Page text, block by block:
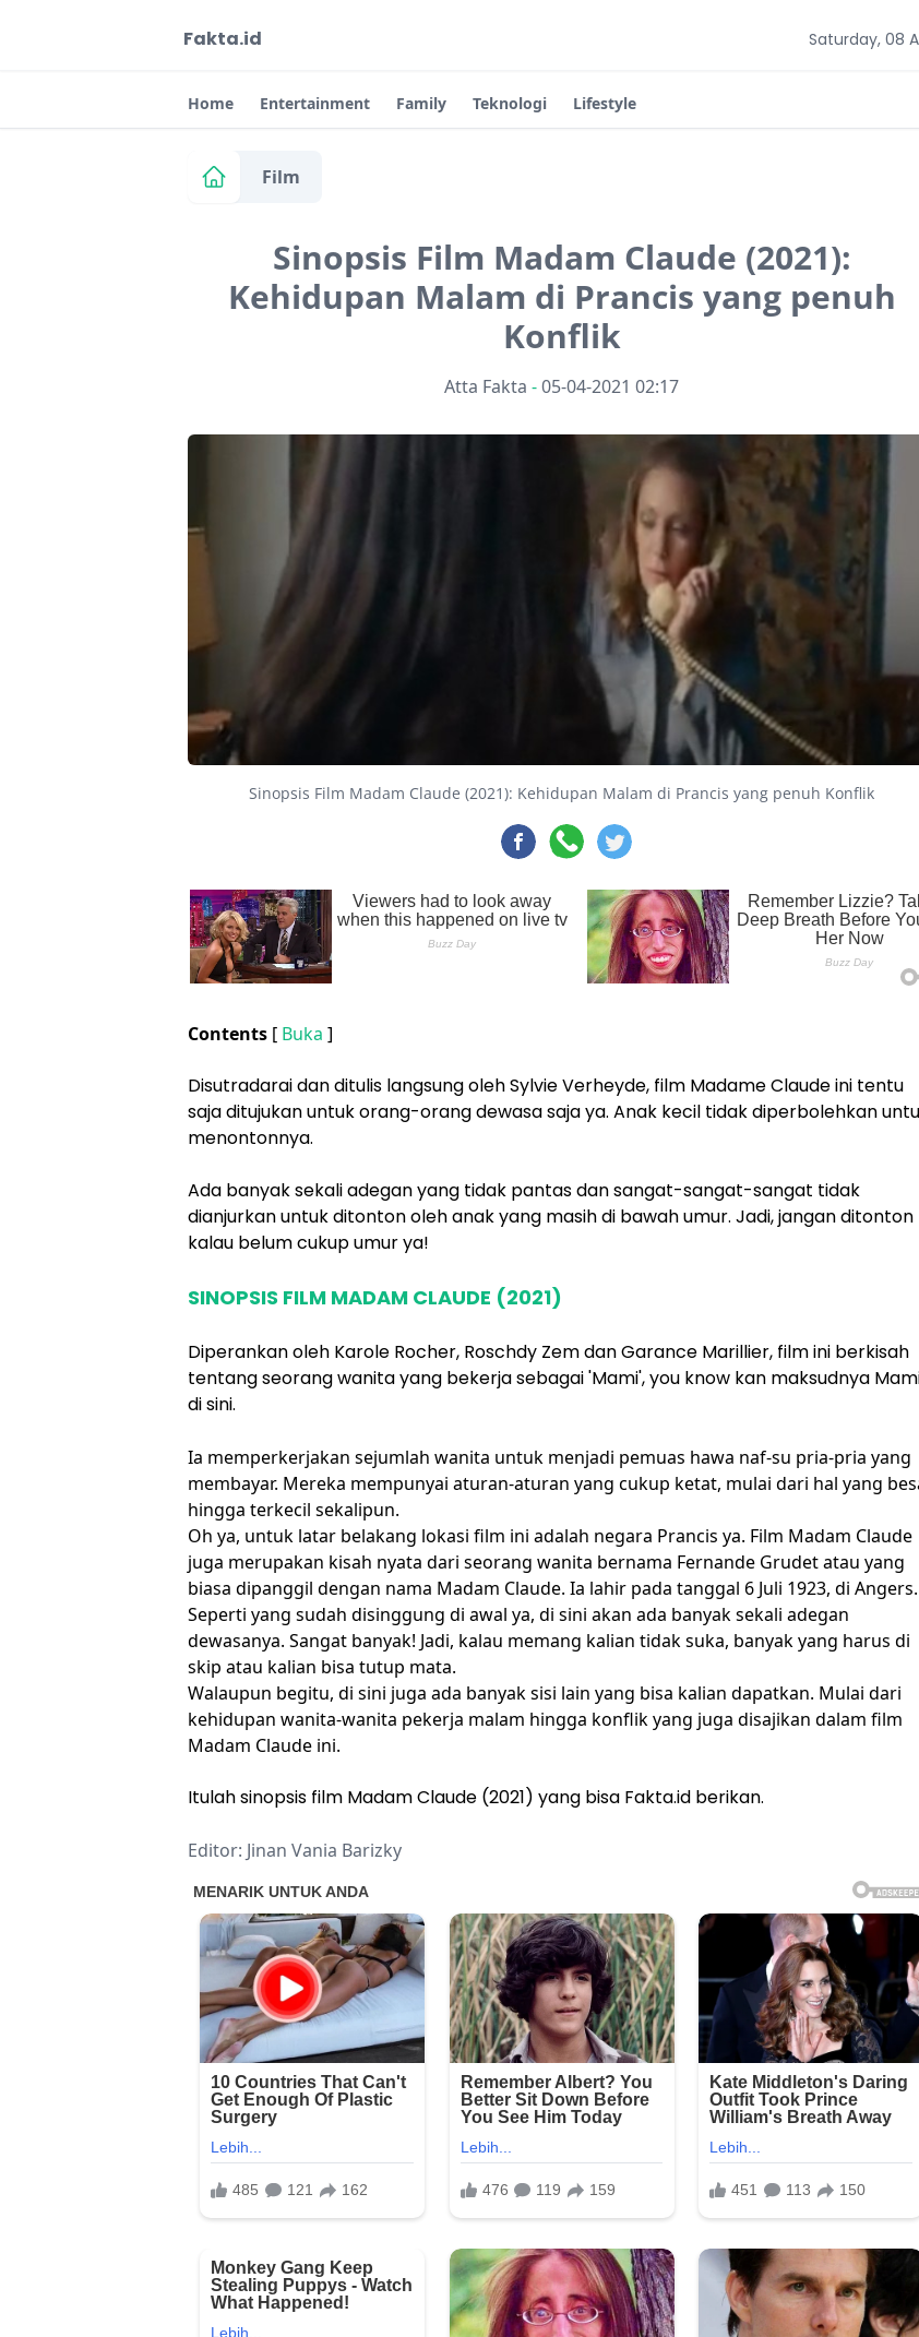
Fakta.id Saturday, 08
Home Entertainment Family Teknologi Lifestyle
Film
Sinopsis Film Madam Claude (2021):
Kehidupan Malam di Prancis yang penuh
Konflik
Atta Fakta -05-04-2021 02:17
Sinopsis Film Madam Claude (2021): Kehidupan Malam di Prancis yang penuh Konflik
Contents [ Buka ]
Disutradarai dan ditulis langsung oleh Sylvie Verheyde, film Madame Claude ini tentu
saja ditujukan untuk orang-orang dewasa saja ya. Anak kecil tidak diperbolehkan
menontonnya.
Ada banyak sekali adegan yang tidak pantas dan sangat-sangat-sangat tidak
dianjurkan untuk ditonton oleh anak yang masih di bawah umur. Jadi, jangan ditonton
kalau belum cukup umur ya!
SINOPSIS FILM MADAM CLAUDE (2021)
Diperankan oleh Karole Rocher, Roschdy Zem dan Garance Marillier, film ini berkisah
tentang seorang wanita yang bekerja sebagai 'Mami', you know kan maksudnya
di sini.
Ia memperkerjakan sejumlah wanita untuk menjadi pemuas hawa naf-su pria-pria yang
membayar. Mereka mempunyai aturan-aturan yang cukup ketat, mulai dari hal yang
hingga terkecil sekalipun.
Oh ya, untuk latar belakang lokasi film ini adalah negara Prancis ya. Film Madam Claude
juga merupakan kisah nyata dari seorang wanita bernama Fernande Grudet atau yang
biasa dipanggil dengan nama Madam Claude. Ia lahir pada tanggal 6 Juli 1923, di Angers.
Seperti yang sudah disinggung di awal ya, di sini akan ada banyak sekali adegan
dewasanya. Sangat banyak! Jadi, kalau memang kalian tidak suka, banyak yang harus di
skip atau kalian bisa tutup mata.
Walaupun begitu, di sini juga ada banyak sisi lain yang bisa kalian dapatkan. Mulai dari
kehidupan wanita-wanita pekerja malam hingga konflik yang juga disajikan dalam film
Madam Claude ini.
Itulah sinopsis film Madam Claude (2021) yang bisa Fakta.id berikan.
Editor: Jinan Vania Barizky